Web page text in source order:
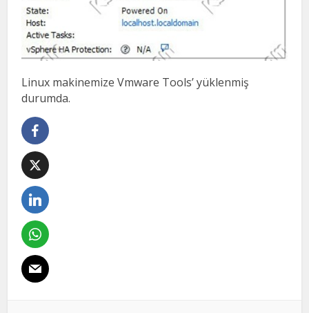
Linux makinemize Vmware Tools’ yüklenmiş
durumda.